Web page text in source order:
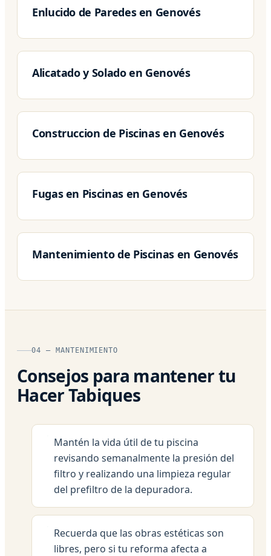
Enlucido de Paredes en Genovés
Alicatado y Solado en Genovés
Construccion de Piscinas en Genovés
Fugas en Piscinas en Genovés
Mantenimiento de Piscinas en Genovés
04 — MANTENIMIENTO
Consejos para mantener tu
Hacer Tabiques
Mantén la vida útil de tu piscina
revisando semanalmente la presión del
filtro y realizando una limpieza regular
del prefiltro de la depuradora.
Recuerda que las obras estéticas son
libres, pero si tu reforma afecta a